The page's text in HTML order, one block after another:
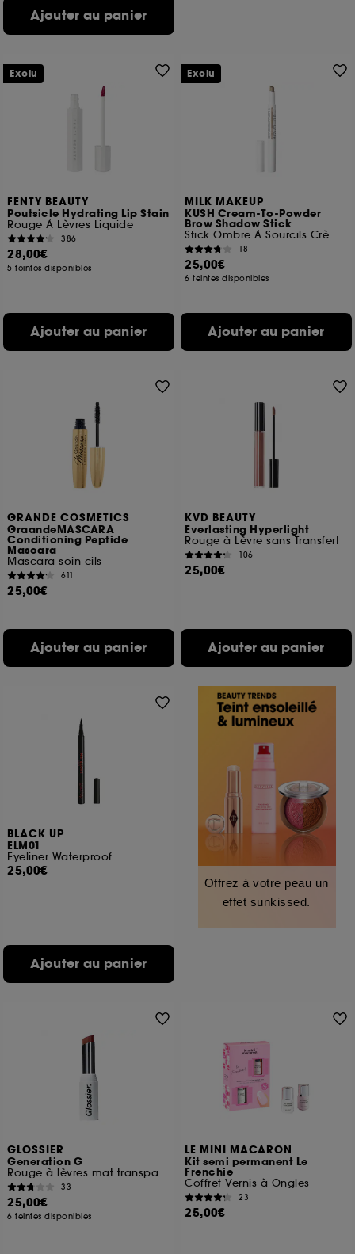
Ajouter au panier
FENTY BEAUTY
Poutsicle Hydrating Lip Stain
Rouge À Lèvres Liquide
386
28,00€
5 teintes disponibles
Ajouter au panier
Exclu
MILK MAKEUP
KUSH Cream-To-Powder
Brow Shadow Stick
Stick Ombre À Sourcils Crème-Poudre
18
25,00€
6 teintes disponibles
Ajouter au panier
Exclu
GRANDE COSMETICS
GraandeMASCARA
Conditioning Peptide
Mascara
Mascara soin cils
611
25,00€
Ajouter au panier
KVD BEAUTY
Everlasting Hyperlight
Rouge à Lèvre sans Transfert
106
25,00€
Ajouter au panier
BLACK UP
ELM01
Eyeliner Waterproof
25,00€
Ajouter au panier
Offrez à votre peau un
effet sunkissed.
GLOSSIER
Generation G
Rouge à lèvres mat transparent
33
25,00€
6 teintes disponibles
LE MINI MACARON
Kit semi permanent Le
Frenchie
Coffret Vernis à Ongles
23
25,00€